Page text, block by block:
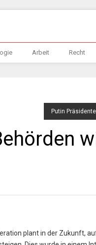
Arbeit Recht
Putin
plant in der Zukunft,